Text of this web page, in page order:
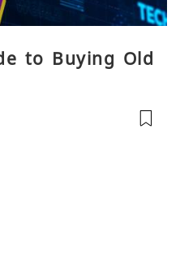
to Buying Old